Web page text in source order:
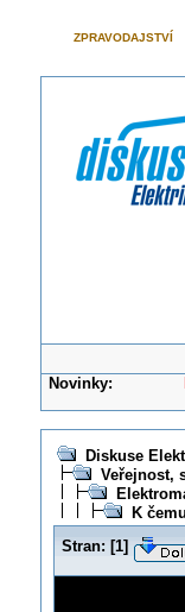
ZPRAVODAJSTVÍ
Novinky:
Diskuse
Veřejnost,
K
Stran: [1]